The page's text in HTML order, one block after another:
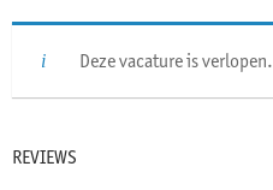
Deze vacature is verlopen.
REVIEWS